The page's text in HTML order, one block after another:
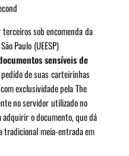
sob encomenda da
Paulo (UEESP)
sensíveis de
de suas carteirinhas
exclusividade pela The
no servidor utilizado no
o documento, que dá
tradicional meia-entrada em